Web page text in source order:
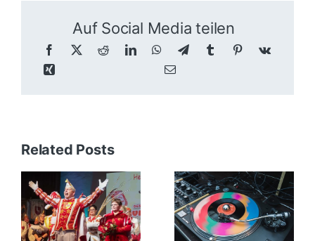
Auf Social Media teilen
Related Posts